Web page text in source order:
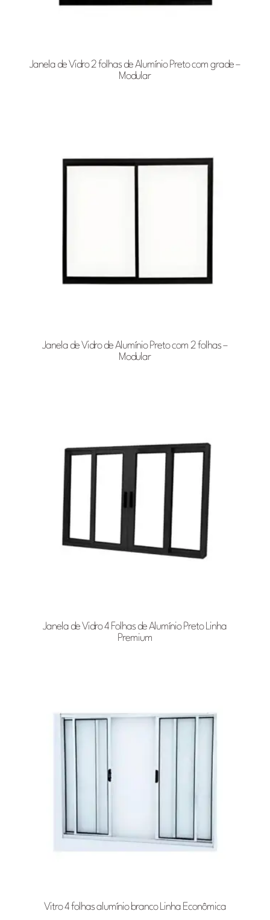
Janela de Vidro 2 folhas de Alumínio Preto com grade –
Modular
Janela de Vidro de Alumínio Preto com 2 folhas –
Modular
Janela de Vidro 4 Folhas de Alumínio Preto Linha
Premium
Vitro 4 folhas alumínio branco Linha Econômica